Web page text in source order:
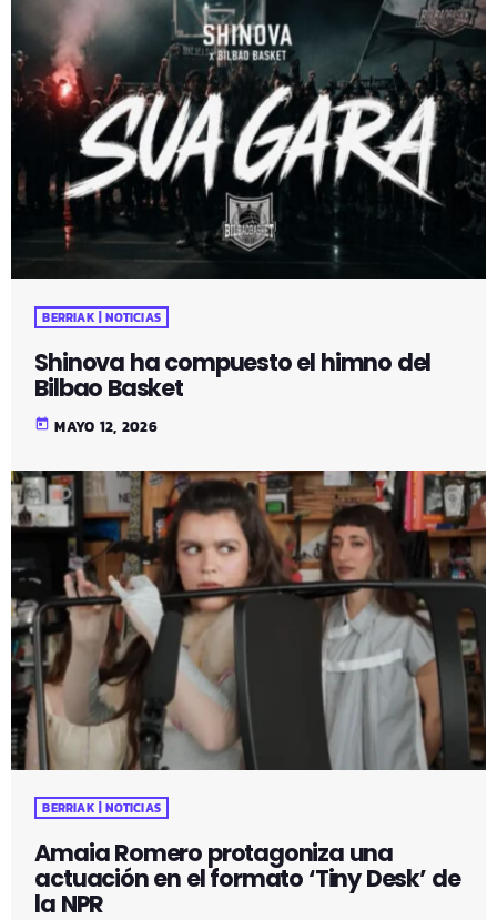
BERRIAK | NOTICIAS
Shinova ha compuesto el himno del
Bilbao Basket
today MAYO 12, 2026
BERRIAK | NOTICIAS
Amaia Romero protagoniza una
actuación en el formato ‘Tiny Desk’ de
la NPR